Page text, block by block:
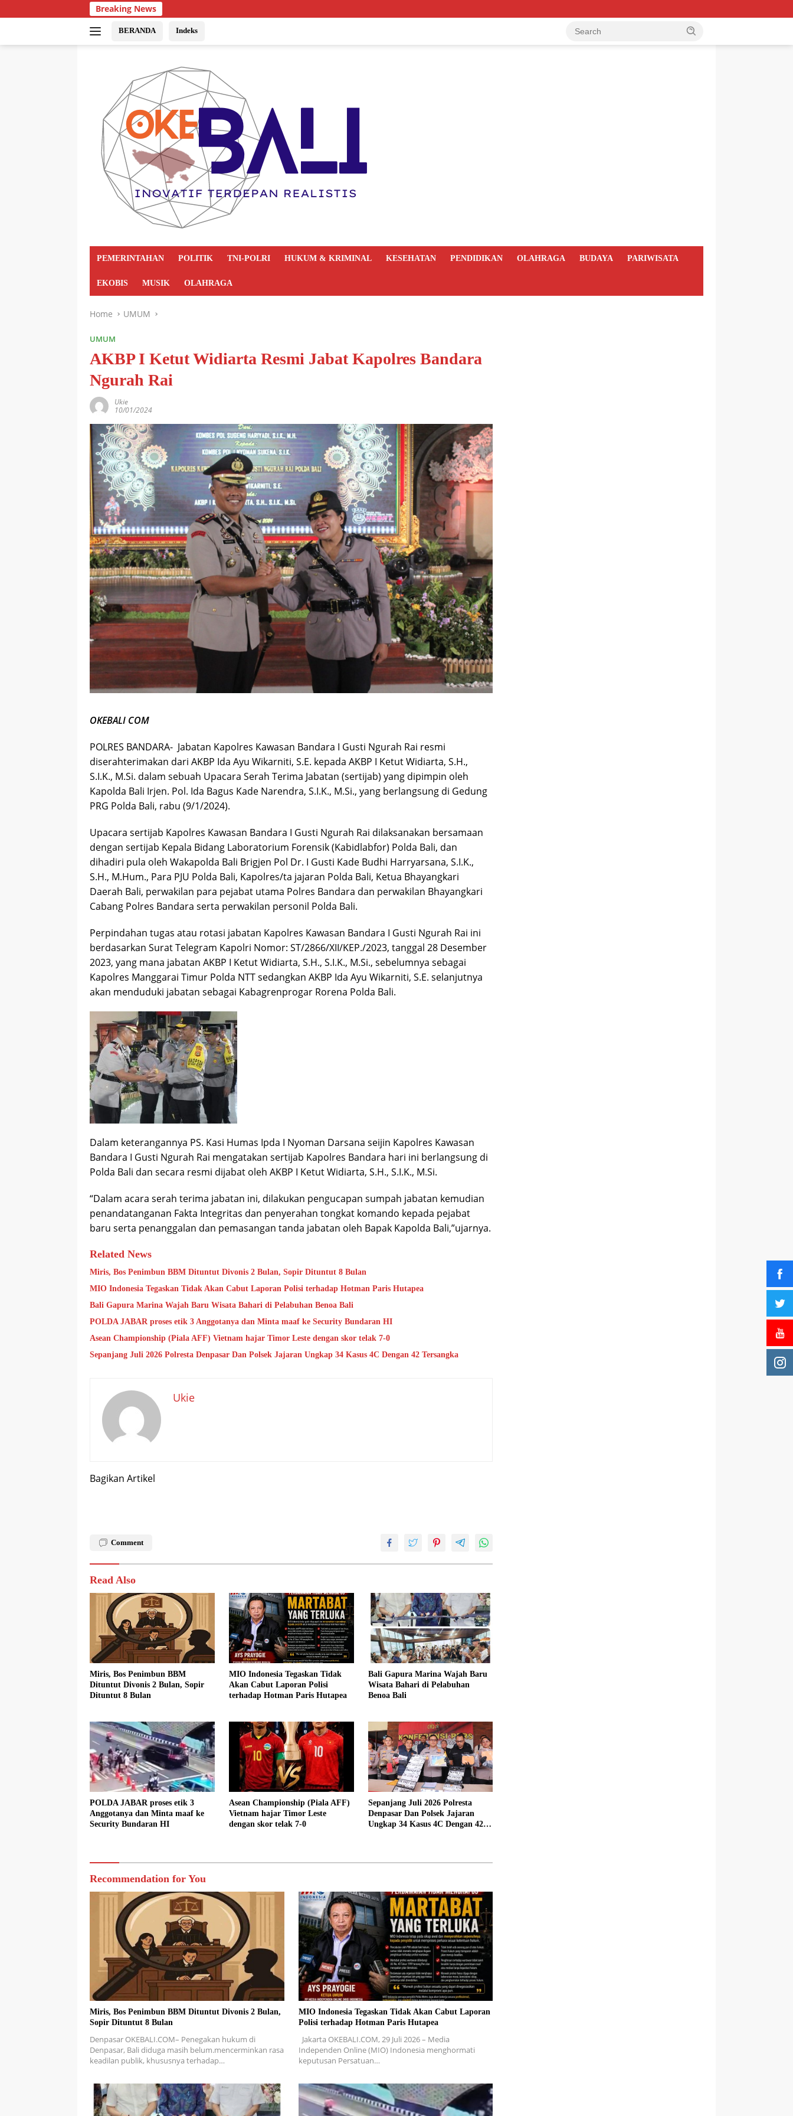
Breaking News
BERANDA Indeks
PEMERINTAHAN POLITIK TNI-POLRI HUKUM & KRIMINAL KESEHATAN PENDIDIKAN OLAHRAGA BUDAYA PARIWISATA
EKOBIS MUSIK OLAHRAGA
Home UMUM
UMUM
AKBP I Ketut Widiarta Resmi Jabat Kapolres Bandara
Ngurah Rai
Ukie
10/01/2024
OKEBALI COM
POLRES BANDARA- Jabatan Kapolres Kawasan Bandara I Gusti Ngurah Rai resmi
diserahterimakan dari AKBP Ida Ayu Wikarniti, S.E. kepada AKBP I Ketut Widiarta, S.H.,
S.I.K., M.Si. dalam sebuah Upacara Serah Terima Jabatan (sertijab) yang dipimpin oleh
Kapolda Bali Irjen. Pol. Ida Bagus Kade Narendra, S.I.K., M.Si., yang berlangsung di Gedung
PRG Polda Bali, rabu (9/1/2024).
Upacara sertijab Kapolres Kawasan Bandara I Gusti Ngurah Rai dilaksanakan bersamaan
dengan sertijab Kepala Bidang Laboratorium Forensik (Kabidlabfor) Polda Bali, dan
dihadiri pula oleh Wakapolda Bali Brigjen Pol Dr. I Gusti Kade Budhi Harryarsana, S.I.K.,
S.H., M.Hum., Para PJU Polda Bali, Kapolres/ta jajaran Polda Bali, Ketua Bhayangkari
Daerah Bali, perwakilan para pejabat utama Polres Bandara dan perwakilan Bhayangkari
Cabang Polres Bandara serta perwakilan personil Polda Bali.
Perpindahan tugas atau rotasi jabatan Kapolres Kawasan Bandara I Gusti Ngurah Rai ini
berdasarkan Surat Telegram Kapolri Nomor: ST/2866/XII/KEP./2023, tanggal 28 Desember
2023, yang mana jabatan AKBP I Ketut Widiarta, S.H., S.I.K., M.Si., sebelumnya sebagai
Kapolres Manggarai Timur Polda NTT sedangkan AKBP Ida Ayu Wikarniti, S.E. selanjutnya
akan menduduki jabatan sebagai Kabagrenprogar Rorena Polda Bali.
Dalam keterangannya PS. Kasi Humas Ipda I Nyoman Darsana seijin Kapolres Kawasan
Bandara I Gusti Ngurah Rai mengatakan sertijab Kapolres Bandara hari ini berlangsung di
Polda Bali dan secara resmi dijabat oleh AKBP I Ketut Widiarta, S.H., S.I.K., M.Si.
“Dalam acara serah terima jabatan ini, dilakukan pengucapan sumpah jabatan kemudian
penandatanganan Fakta Integritas dan penyerahan tongkat komando kepada pejabat
baru serta penanggalan dan pemasangan tanda jabatan oleh Bapak Kapolda Bali,”ujarnya.
Related News
Miris, Bos Penimbun BBM Dituntut Divonis 2 Bulan, Sopir Dituntut 8 Bulan
MIO Indonesia Tegaskan Tidak Akan Cabut Laporan Polisi terhadap Hotman Paris Hutapea
Bali Gapura Marina Wajah Baru Wisata Bahari di Pelabuhan Benoa Bali
POLDA JABAR proses etik 3 Anggotanya dan Minta maaf ke Security Bundaran HI
Asean Championship (Piala AFF) Vietnam hajar Timor Leste dengan skor telak 7-0
Sepanjang Juli 2026 Polresta Denpasar Dan Polsek Jajaran Ungkap 34 Kasus 4C Dengan 42 Tersangka
Ukie
Bagikan Artikel
Comment
Read Also
Miris, Bos Penimbun BBM
Dituntut Divonis 2 Bulan, Sopir
Dituntut 8 Bulan
MIO Indonesia Tegaskan Tidak
Akan Cabut Laporan Polisi
terhadap Hotman Paris Hutapea
Bali Gapura Marina Wajah Baru
Wisata Bahari di Pelabuhan
Benoa Bali
POLDA JABAR proses etik 3
Anggotanya dan Minta maaf ke
Security Bundaran HI
Asean Championship (Piala AFF)
Vietnam hajar Timor Leste
dengan skor telak 7-0
Sepanjang Juli 2026 Polresta
Denpasar Dan Polsek Jajaran
Ungkap 34 Kasus 4C Dengan 42
Recommendation for You
Miris, Bos Penimbun BBM Dituntut Divonis 2 Bulan,
Sopir Dituntut 8 Bulan
Denpasar OKEBALI.COM– Penegakan hukum di
Denpasar, Bali diduga masih belum.mencerminkan rasa
keadilan publik, khususnya terhadap…
MIO Indonesia Tegaskan Tidak Akan Cabut Laporan
Polisi terhadap Hotman Paris Hutapea
Jakarta OKEBALI.COM, 29 Juli 2026 – Media
Independen Online (MIO) Indonesia menghormati
keputusan Persatuan…